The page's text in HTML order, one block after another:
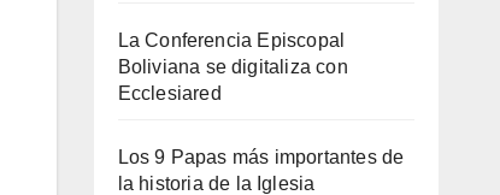
La Conferencia Episcopal
Boliviana se digitaliza con
Ecclesiared
Los 9 Papas más importantes de
la historia de la Iglesia